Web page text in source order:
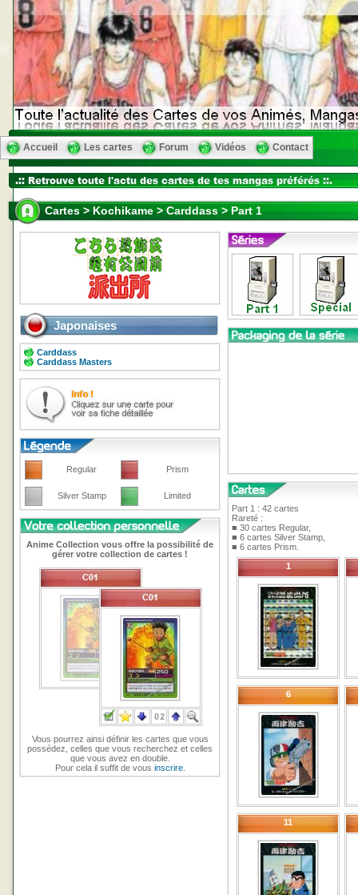
Accueil Les cartes Forum Vidéos Contact
Cartes > Kochikame > Carddass > Part 1
Japonaises
Carddass
Carddass Masters
Regular Prism
Silver Stamp Limited
Anime Collection vous offre la possibilité de
gérer votre collection de cartes !
Vous pourrez ainsi définir les cartes que vous
possédez, celles que vous recherchez et celles
que vous avez en double.
Pour cela il suffit de vous inscrire.
Part 1 : 42 cartes
Rareté :
■ 30 cartes Regular,
■ 6 cartes Silver Stamp,
■ 6 cartes Prism.
1
6
11